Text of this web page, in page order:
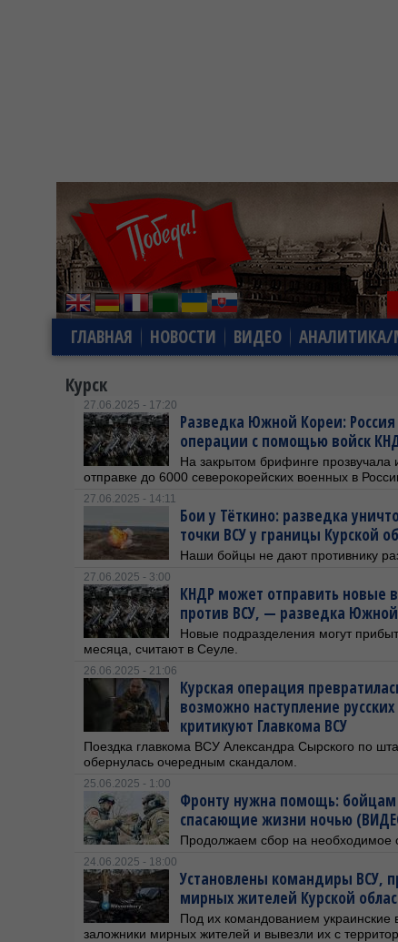
ГЛАВНАЯ НОВОСТИ ВИДЕО
Курск
27.06.2025 - 17:20
Разведка Южной Кореи: Россия
операции с помощью войск
На закрытом брифинге
отправке до 6000 северокорейских военных в
27.06.2025 - 14:11
Бои у Тёткино: разведка
точки ВСУ у границы Курской
Наши бойцы не дают противнику
27.06.2025 - 3:00
КНДР может отправить новые
против ВСУ, — разведка
Новые подразделения могут
месяца, считают в Сеуле.
26.06.2025 - 21:06
Курская операция
возможно наступление
критикуют Главкома ВСУ
Поездка главкома ВСУ Александра Сырского по
обернулась очередным скандалом.
25.06.2025 - 1:00
Фронту нужна помощь:
спасающие жизни ночью
Продолжаем сбор на необходимое
24.06.2025 - 18:00
Установлены командиры ВСУ,
мирных жителей Курской
Под их командованием украинские
заложники мирных жителей и вывезли их с